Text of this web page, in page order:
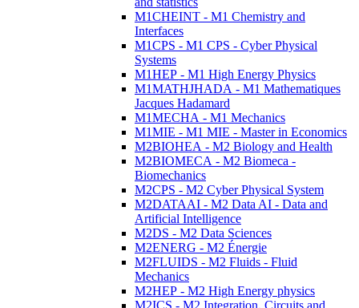
M1CHEINT - M1 Chemistry and
Interfaces
M1CPS - M1 CPS - Cyber Physical
Systems
M1HEP - M1 High Energy Physics
M1MATHJHADA - M1 Mathematiques
Jacques Hadamard
M1MECHA - M1 Mechanics
M1MIE - M1 MIE - Master in Economics
M2BIOHEA - M2 Biology and Health
M2BIOMECA - M2 Biomeca -
Biomechanics
M2CPS - M2 Cyber Physical System
M2DATAAI - M2 Data AI - Data and
Artificial Intelligence
M2DS - M2 Data Sciences
M2ENERG - M2 Énergie
M2FLUIDS - M2 Fluids - Fluid
Mechanics
M2HEP - M2 High Energy physics
M2ICS - M2 Integration, Circuits and